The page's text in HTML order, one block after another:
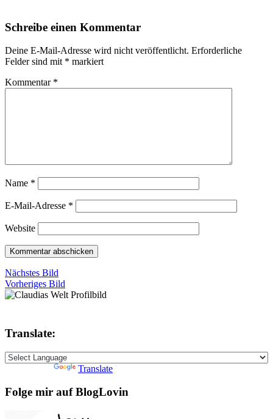
Schreibe einen Kommentar
Deine E-Mail-Adresse wird nicht veröffentlicht. Erforderliche
Felder sind mit * markiert
Kommentar *
Name *
E-Mail-Adresse *
Website
Nächstes Bild
Vorheriges Bild
Translate:
Translate
Folge mir auf BlogLovin